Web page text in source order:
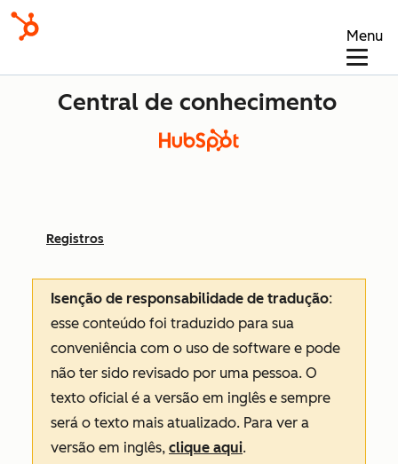
Menu
Central de conhecimento
Registros
Isenção de responsabilidade de tradução:
esse conteúdo foi traduzido para sua
conveniência com o uso de software e pode
não ter sido revisado por uma pessoa. O
texto oficial é a versão em inglês e sempre
será o texto mais atualizado. Para ver a
versão em inglês, clique aqui.